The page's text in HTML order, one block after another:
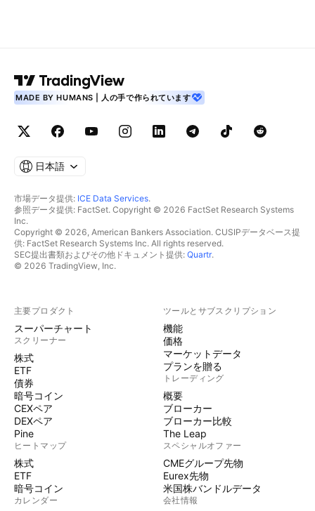
MADE BY HUMANS | 人の手で作られています
日本語
市場データ提供: ICE Data Services.
参照データ提供: FactSet. Copyright © 2026 FactSet Research Systems
Inc.
Copyright © 2026, American Bankers Association. CUSIPデータベース提
供: FactSet Research Systems Inc. All rights reserved.
SEC提出書類およびその他ドキュメント提供: Quartr.
© 2026 TradingView, Inc.
主要プロダクト
スーパーチャート
スクリーナー
株式
ETF
債券
暗号コイン
CEXペア
DEXペア
Pine
ヒートマップ
株式
ETF
暗号コイン
カレンダー
ツールとサブスクリプション
機能
価格
マーケットデータ
プランを贈る
トレーディング
概要
ブローカー
ブローカー比較
The Leap
スペシャルオファー
CMEグループ先物
Eurex先物
米国株バンドルデータ
会社情報